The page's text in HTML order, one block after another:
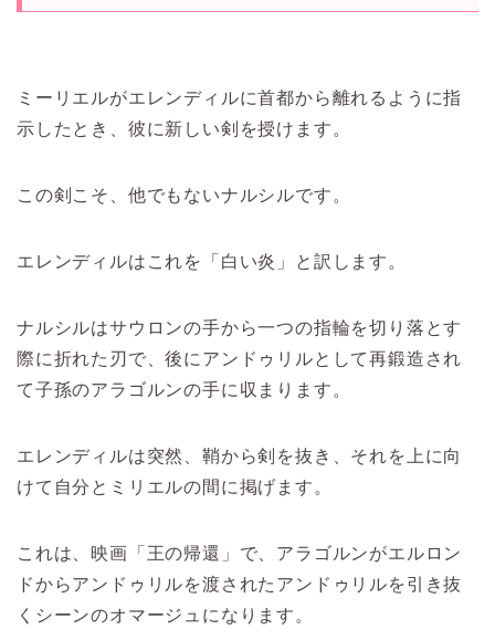
ミーリエルがエレンディルに首都から離れるように指
示したとき、彼に新しい剣を授けます。
この剣こそ、他でもないナルシルです。
エレンディルはこれを「白い炎」と訳します。
ナルシルはサウロンの手から一つの指輪を切り落とす
際に折れた刃で、後にアンドゥリルとして再鍛造され
て子孫のアラゴルンの手に収まります。
エレンディルは突然、鞘から剣を抜き、それを上に向
けて自分とミリエルの間に掲げます。
これは、映画「王の帰還」で、アラゴルンがエルロン
ドからアンドゥリルを渡されたアンドゥリルを引き抜
くシーンのオマージュになります。